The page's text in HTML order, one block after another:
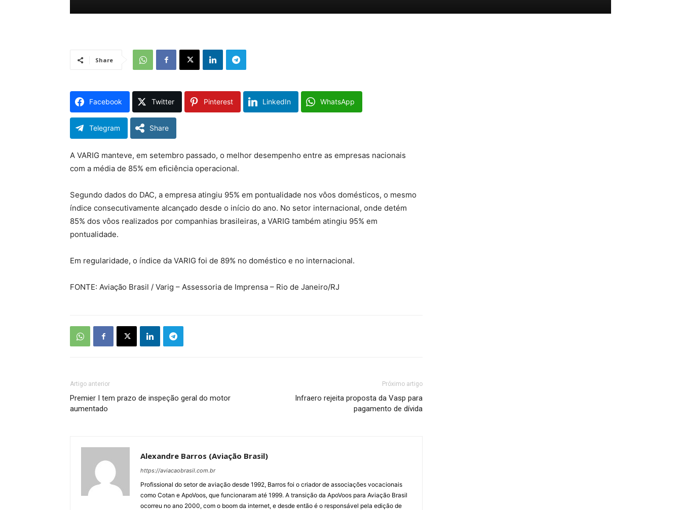
Share
Facebook Twitter Pinterest LinkedIn WhatsApp
Telegram Share
A VARIG manteve, em setembro passado, o melhor desempenho entre as empresas nacionais
com a média de 85% em eficiência operacional.
Segundo dados do DAC, a empresa atingiu 95% em pontualidade nos vôos domésticos, o mesmo
índice consecutivamente alcançado desde o início do ano. No setor internacional, onde detém
85% dos vôos realizados por companhias brasileiras, a VARIG também atingiu 95% em
pontualidade.
Em regularidade, o índice da VARIG foi de 89% no doméstico e no internacional.
FONTE: Aviação Brasil / Varig – Assessoria de Imprensa – Rio de Janeiro/RJ
Artigo anterior
Premier I tem prazo de inspeção geral do motor
aumentado
Próximo artigo
Infraero rejeita proposta da Vasp para
pagamento de dívida
Alexandre Barros (Aviação Brasil)
https://aviacaobrasil.com.br
Profissional do setor de aviação desde 1992, Barros foi o criador de associações vocacionais
como Cotan e ApoVoos, que funcionaram até 1999. A transição da ApoVoos para Aviação Brasil
ocorreu no ano 2000, com o boom da internet, e desde então é o responsável pela edição de